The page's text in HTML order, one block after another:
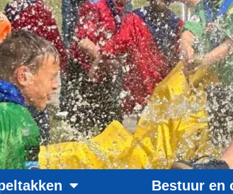
Bestuur en